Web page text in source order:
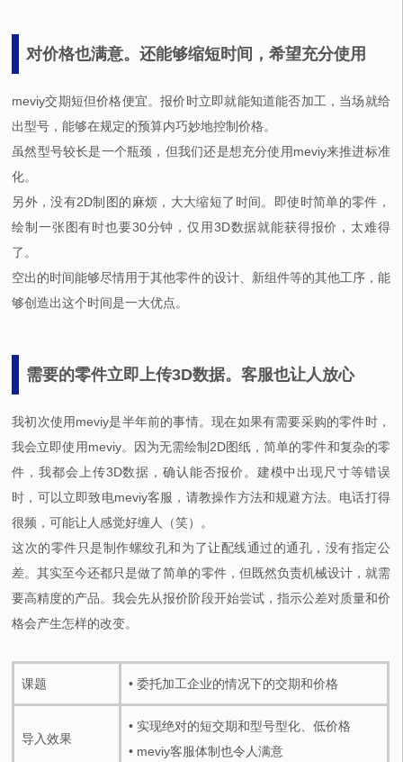
对价格也满意。还能够缩短时间，希望充分使用
meviy交期短但价格便宜。报价时立即就能知道能否加工，当场就给
出型号，能够在规定的预算内巧妙地控制价格。
虽然型号较长是一个瓶颈，但我们还是想充分使用meviy来推进标准
化。
另外，没有2D制图的麻烦，大大缩短了时间。即使时简单的零件，
绘制一张图有时也要30分钟，仅用3D数据就能获得报价，太难得
了。
空出的时间能够尽情用于其他零件的设计、新组件等的其他工序，能
够创造出这个时间是一大优点。
需要的零件立即上传3D数据。客服也让人放心
我初次使用meviy是半年前的事情。现在如果有需要采购的零件时，
我会立即使用meviy。因为无需绘制2D图纸，简单的零件和复杂的零
件，我都会上传3D数据，确认能否报价。建模中出现尺寸等错误
时，可以立即致电meviy客服，请教操作方法和规避方法。电话打得
很频，可能让人感觉好缠人（笑）。
这次的零件只是制作螺纹孔和为了让配线通过的通孔，没有指定公
差。其实至今还都只是做了简单的零件，但既然负责机械设计，就需
要高精度的产品。我会先从报价阶段开始尝试，指示公差对质量和价
格会产生怎样的改变。
课题 • 委托加工企业的情况下的交期和价格
导入效果
• 实现绝对的短交期和型号型化、低价格
• meviy客服体制也令人满意